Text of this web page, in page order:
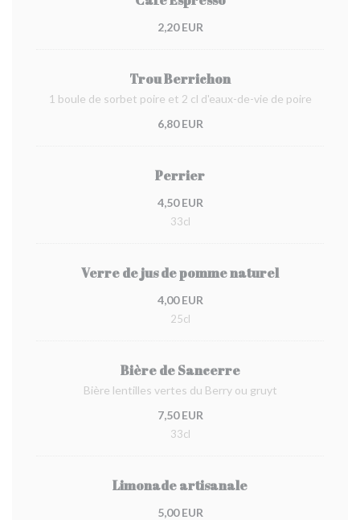
2,20 EUR
Trou Berrichon
1 boule de sorbet poire et 2 cl d'eaux-de-vie de poire
6,80 EUR
Perrier
4,50 EUR
33cl
Verre de jus de pomme naturel
4,00 EUR
25cl
Bière de Sancerre
Bière lentilles vertes du Berry ou gruyt
7,50 EUR
33cl
Limonade artisanale
5,00 EUR